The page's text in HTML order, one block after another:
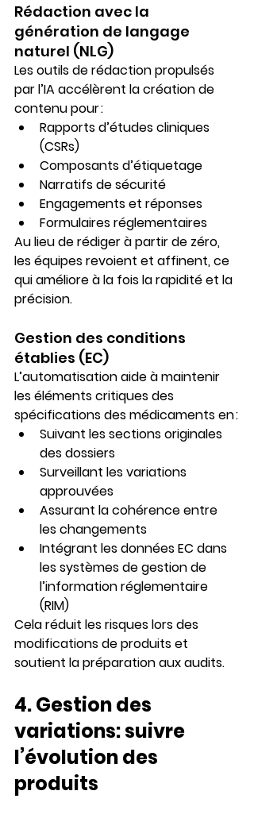
Rédaction avec la
génération de langage
naturel (NLG)
Les outils de rédaction propulsés
par l’IA accélèrent la création de
contenu pour :
Rapports d’études cliniques
(CSRs)
Composants d’étiquetage
Narratifs de sécurité
Engagements et réponses
Formulaires réglementaires
Au lieu de rédiger à partir de zéro,
les équipes revoient et affinent, ce
qui améliore à la fois la rapidité et la
précision.
Gestion des conditions
établies (EC)
L’automatisation aide à maintenir
les éléments critiques des
spécifications des médicaments en :
Suivant les sections originales
des dossiers
Surveillant les variations
approuvées
Assurant la cohérence entre
les changements
Intégrant les données EC dans
les systèmes de gestion de
l’information réglementaire
(RIM)
Cela réduit les risques lors des
modifications de produits et
soutient la préparation aux audits.
4. Gestion des
variations: suivre
l’évolution des
produits